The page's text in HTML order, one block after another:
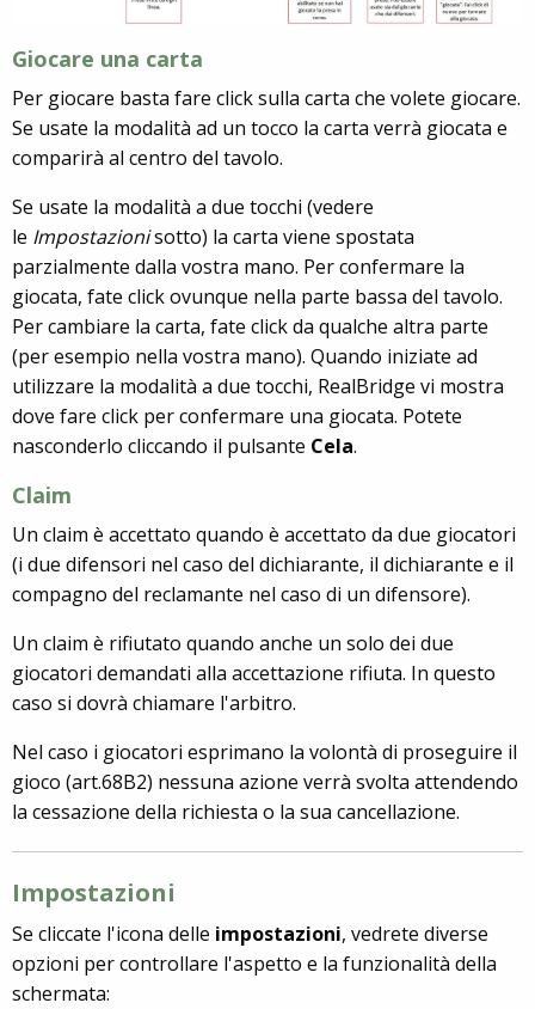
Giocare una carta
Per giocare basta fare click sulla carta che volete giocare.
Se usate la modalità ad un tocco la carta verrà giocata e
comparirà al centro del tavolo.
Se usate la modalità a due tocchi (vedere
le Impostazionisotto) la carta viene spostata
parzialmente dalla vostra mano. Per confermare la
giocata, fate click ovunque nella parte bassa del tavolo.
Per cambiare la carta, fate click da qualche altra parte
(per esempio nella vostra mano). Quando iniziate ad
utilizzare la modalità a due tocchi, RealBridge vi mostra
dove fare click per confermare una giocata. Potete
nasconderlo cliccando il pulsante Cela.
Claim
Un claim è accettato quando è accettato da due giocatori
(i due difensori nel caso del dichiarante, il dichiarante e il
compagno del reclamante nel caso di un difensore).
Un claim è rifiutato quando anche un solo dei due
giocatori demandati alla accettazione rifiuta. In questo
caso si dovrà chiamare l'arbitro.
Nel caso i giocatori esprimano la volontà di proseguire il
gioco (art.68B2) nessuna azione verrà svolta attendendo
la cessazione della richiesta o la sua cancellazione.
Impostazioni
Se cliccate l'icona delle impostazioni, vedrete diverse
opzioni per controllare l'aspetto e la funzionalità della
schermata: